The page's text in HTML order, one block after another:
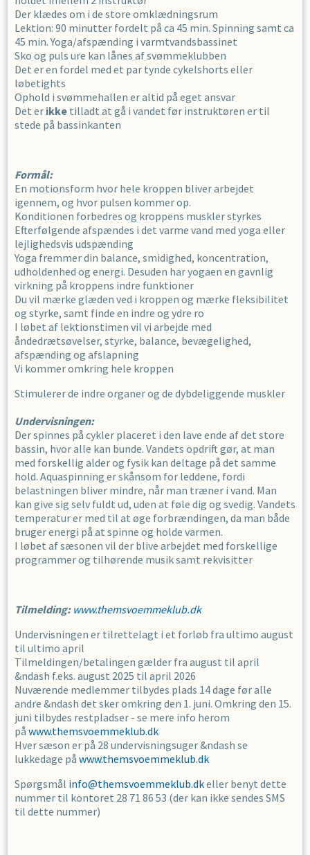
Der klædes om i de store omklædningsrum
Lektion: 90 minutter fordelt på ca 45 min. Spinning samt ca
45 min. Yoga/afspænding i varmtvandsbassinet
Sko og puls ure kan lånes af svømmeklubben
Det er en fordel med et par tynde cykelshorts eller
løbetights
Ophold i svømmehallen er altid på eget ansvar
Det er ikke tilladt at gå i vandet før instruktøren er til
stede på bassinkanten
Formål:
En motionsform hvor hele kroppen bliver arbejdet
igennem, og hvor pulsen kommer op.
Konditionen forbedres og kroppens muskler styrkes
Efterfølgende afspændes i det varme vand med yoga eller
lejlighedsvis udspænding
Yoga fremmer din balance, smidighed, koncentration,
udholdenhed og energi. Desuden har yogaen en gavnlig
virkning på kroppens indre funktioner
Du vil mærke glæden ved i kroppen og mærke fleksibilitet
og styrke, samt finde en indre og ydre ro
I løbet af lektionstimen vil vi arbejde med
åndedrætsøvelser, styrke, balance, bevægelighed,
afspænding og afslapning
Vi kommer omkring hele kroppen
Stimulerer de indre organer og de dybdeliggende muskler
Undervisningen:
Der spinnes på cykler placeret i den lave ende af det store
bassin, hvor alle kan bunde. Vandets opdrift gør, at man
med forskellig alder og fysik kan deltage på det samme
hold. Aquaspinning er skånsom for leddene, fordi
belastningen bliver mindre, når man træner i vand. Man
kan give sig selv fuldt ud, uden at føle dig og svedig. Vandets
temperatur er med til at øge forbrændingen, da man både
bruger energi på at spinne og holde varmen.
I løbet af sæsonen vil der blive arbejdet med forskellige
programmer og tilhørende musik samt rekvisitter
Tilmelding: www.themsvoemmeklub.dk
Undervisningen er tilrettelagt i et forløb fra ultimo august
til ultimo april
Tilmeldingen/betalingen gælder fra august til april
&ndash f.eks. august 2025 til april 2026
Nuværende medlemmer tilbydes plads 14 dage før alle
andre &ndash det sker omkring den 1. juni. Omkring den 15.
juni tilbydes restpladser - se mere info herom
på www.themsvoemmeklub.dk
Hver sæson er på 28 undervisningsuger &ndash se
lukkedage på www.themsvoemmeklub.dk
Spørgsmål info@themsvoemmeklub.dkeller benyt dette
nummer til kontoret 28 71 86 53 (der kan ikke sendes SMS
til dette nummer)